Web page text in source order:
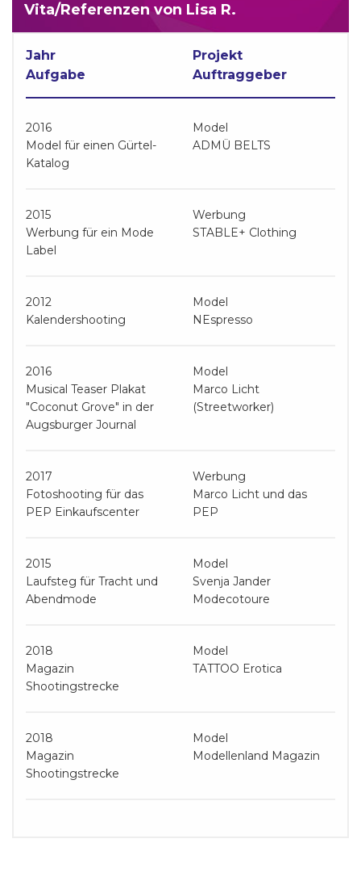
Vita/Referenzen von Lisa R.
Jahr
Projekt
Aufgabe
Auftraggeber
2016
Model
Model für einen Gürtel-
Katalog
ADMÜ BELTS
2015
Werbung
Werbung für ein Mode
Label
STABLE+ Clothing
2012
Model
Kalendershooting
NEspresso
2016
Model
Musical Teaser Plakat
"Coconut Grove" in der
Augsburger Journal
Marco Licht
(Streetworker)
2017
Werbung
Fotoshooting für das
PEP Einkaufscenter
Marco Licht und das
PEP
2015
Model
Laufsteg für Tracht und
Abendmode
Svenja Jander
Modecotoure
2018
Model
Magazin
Shootingstrecke
TATTOO Erotica
2018
Model
Magazin
Shootingstrecke
Modellenland Magazin